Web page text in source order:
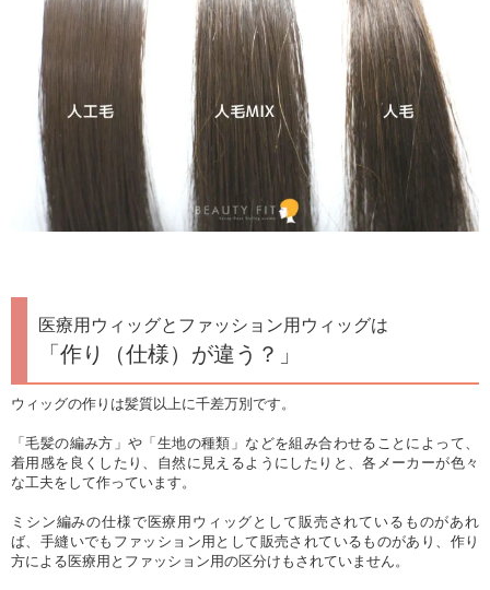
医療用ウィッグとファッション用ウィッグは
「作り（仕様）が違う？」
ウィッグの作りは髪質以上に千差万別です。
「毛髪の編み方」や「生地の種類」などを組み合わせることによって、
着用感を良くしたり、自然に見えるようにしたりと、各メーカーが色々
な工夫をして作っています。
ミシン編みの仕様で医療用ウィッグとして販売されているものがあれ
ば、手縫いでもファッション用として販売されているものがあり、作り
方による医療用とファッション用の区分けもされていません。